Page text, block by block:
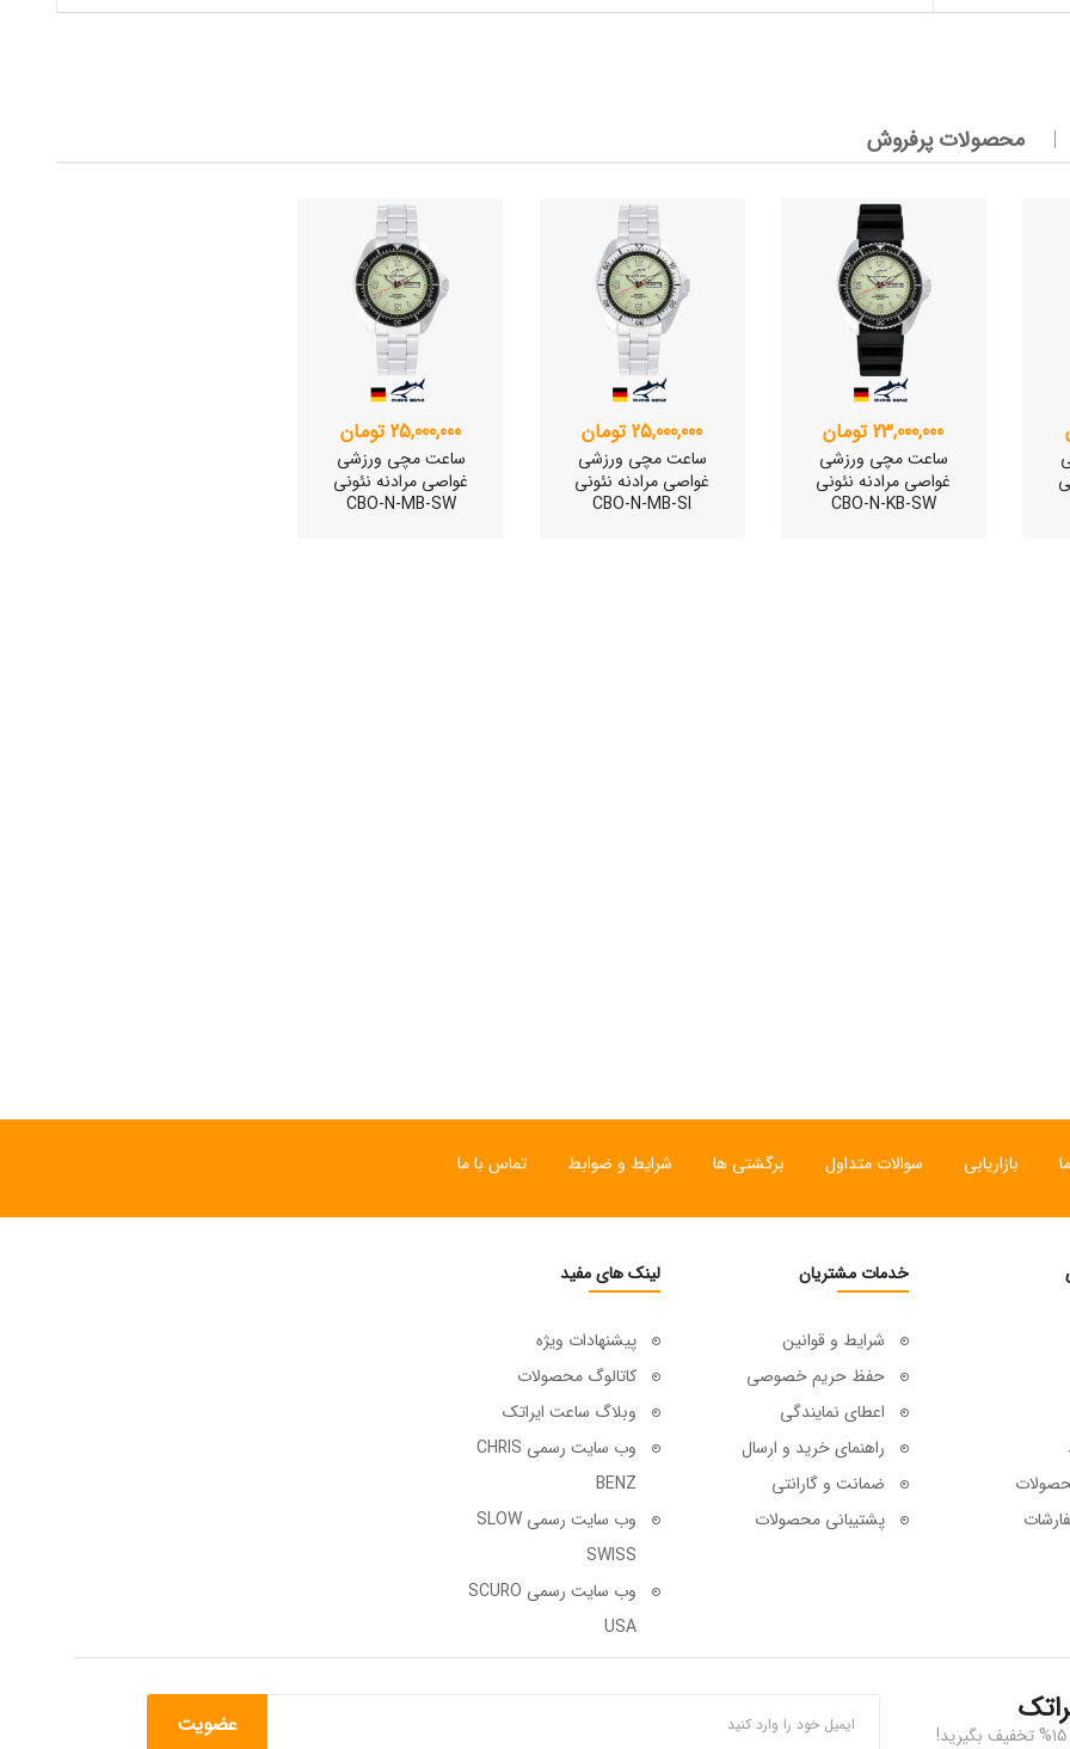
محصولات پرفروش
23,000,000 تومان
ساعت مچی ورزشی
غواصی مرادنه نئونی
CBO-N-KB-SW
25,000,000 تومان
ساعت مچی ورزشی
غواصی مرادنه نئونی
CBO-N-MB-SI
25,000,000 تومان
ساعت مچی ورزشی
غواصی مرادنه نئونی
CBO-N-MB-SW
بازاریابی سوالات متداول برگشتی ها شرایط و ضوابط تماس با ما
خدمات مشتریان
شرایط و قوانین
حفظ حریم خصوصی
اعطای نمایندگی
راهنمای خرید و ارسال
ضمانت و گارانتی
پشتیبانی محصولات
لینک های مفید
پیشنهادات ویژه
کاتالوگ محصولات
وبلاگ ساعت ایراتک
وب سایت رسمی CHRIS
BENZ
وب سایت رسمی SLOW
SWISS
وب سایت رسمی SCURO
USA
عضویت